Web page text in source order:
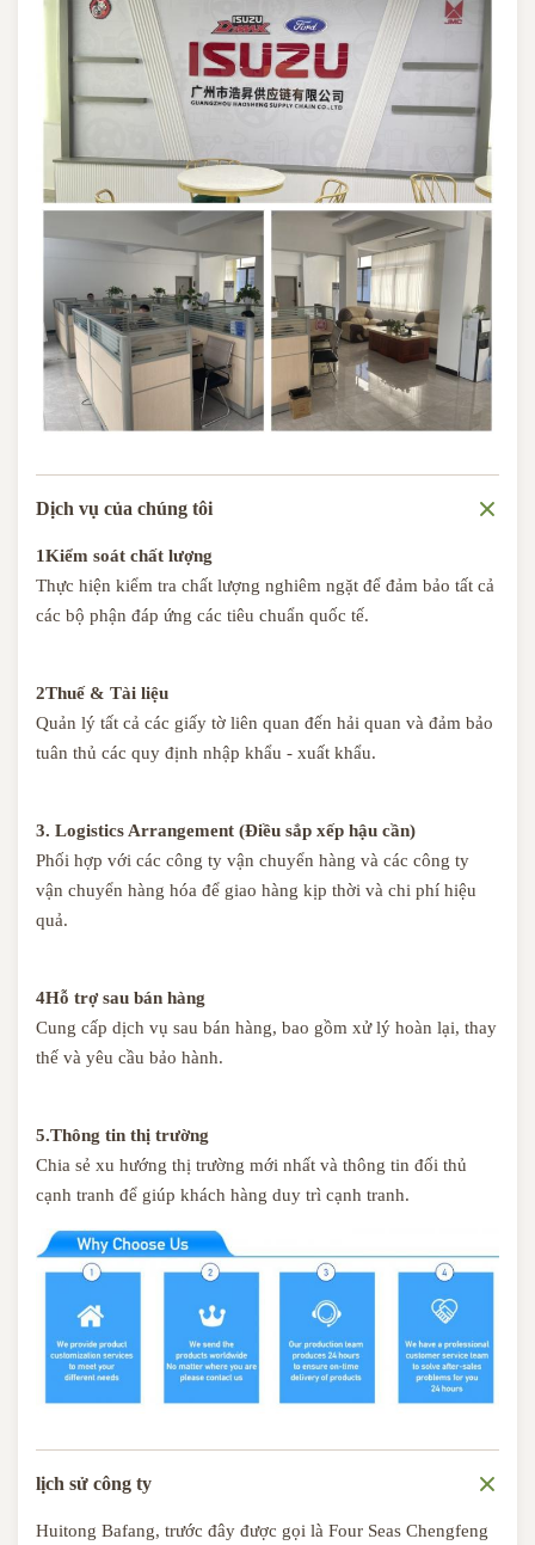
Dịch vụ của chúng tôi
1Kiểm soát chất lượng
Thực hiện kiểm tra chất lượng nghiêm ngặt để đảm bảo tất cả
các bộ phận đáp ứng các tiêu chuẩn quốc tế.
2Thuế & Tài liệu
Quản lý tất cả các giấy tờ liên quan đến hải quan và đảm bảo
tuân thủ các quy định nhập khẩu - xuất khẩu.
3. Logistics Arrangement (Điều sắp xếp hậu cần)
Phối hợp với các công ty vận chuyển hàng và các công ty
vận chuyển hàng hóa để giao hàng kịp thời và chi phí hiệu
quả.
4Hỗ trợ sau bán hàng
Cung cấp dịch vụ sau bán hàng, bao gồm xử lý hoàn lại, thay
thế và yêu cầu bảo hành.
5.Thông tin thị trường
Chia sẻ xu hướng thị trường mới nhất và thông tin đối thủ
cạnh tranh để giúp khách hàng duy trì cạnh tranh.
lịch sử công ty
Huitong Bafang, trước đây được gọi là Four Seas Chengfeng